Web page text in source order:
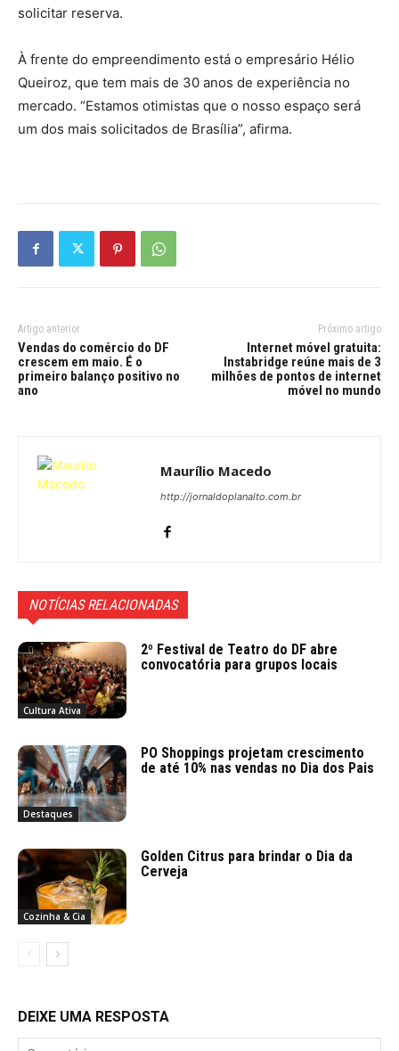
solicitar reserva.
À frente do empreendimento está o empresário Hélio
Queiroz, que tem mais de 30 anos de experiência no
mercado. “Estamos otimistas que o nosso espaço será
um dos mais solicitados de Brasília”, afirma.
Artigo anterior
Vendas do comércio do DF
crescem em maio. É o
primeiro balanço positivo no
ano
Próximo artigo
Internet móvel gratuita:
Instabridge reúne mais de 3
milhões de pontos de internet
móvel no mundo
Maurílio Macedo
http://jornaldoplanalto.com.br
NOTÍCIAS RELACIONADAS
Cultura Ativa
2º Festival de Teatro do DF abre
convocatória para grupos locais
Destaques
PO Shoppings projetam crescimento
de até 10% nas vendas no Dia dos Pais
Cozinha & Cia
Golden Citrus para brindar o Dia da
Cerveja
DEIXE UMA RESPOSTA